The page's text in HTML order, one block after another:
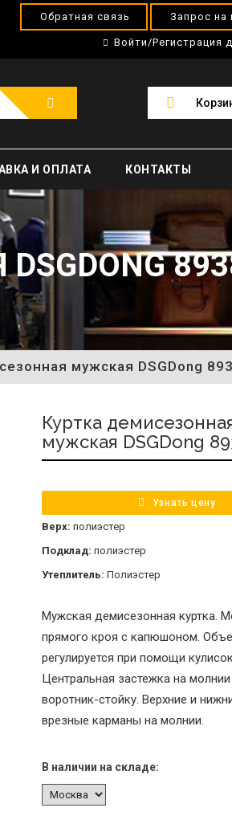
Обратная связь Запрос на
Войти/Регистрация
И ОПЛАТА КОНТАКТЫ
мужская DSGDong
Куртка
мужская DSGDong
Узнать цену
Верх:полиэстер
Подклад:полиэстер
Утеплитель:Полиэстер
Мужская демисезонная куртка.
прямого кроя с капюшоном.
регулируется при помощи
Центральная застежка на
воротник-стойку. Верхние и
врезные карманы на молнии.
В наличии на складе: